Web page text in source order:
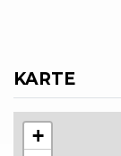
KARTE
+